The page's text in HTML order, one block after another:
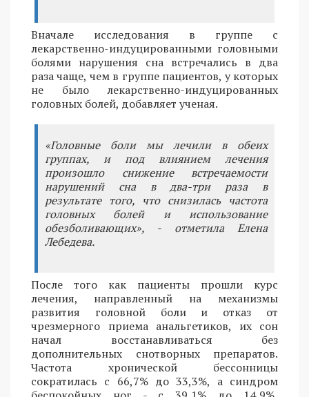
Вначале исследования в группе с
лекарственно-индуцированными головными
болями нарушения сна встречались в два
раза чаще, чем в группе пациентов, у которых
не было лекарственно-индуцированных
головных болей, добавляет ученая.
«Головные боли мы лечили в обеих
группах, и под влиянием лечения
произошло снижение встречаемости
нарушений сна в два-три раза в
результате того, что снизилась частота
головных болей и использование
обезболивающих», - отметила Елена
Лебедева.
После того как пациенты прошли курс
лечения, направленный на механизмы
развития головной боли и отказ от
чрезмерного приема анальгетиков, их сон
начал восстанавливаться без
дополнительных снотворных препаратов.
Частота хронической бессонницы
сократилась с 66,7% до 33,3%, а синдром